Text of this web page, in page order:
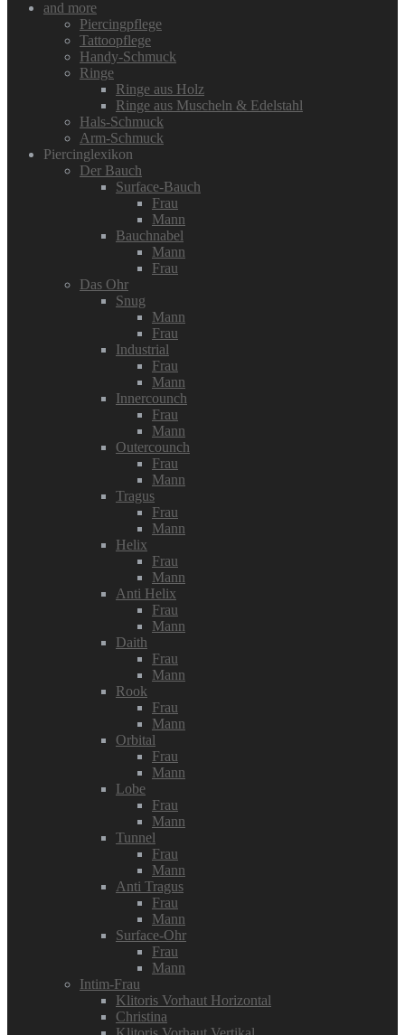
and more
Piercingpflege
Tattoopflege
Handy-Schmuck
Ringe
Ringe aus Holz
Ringe aus Muscheln & Edelstahl
Hals-Schmuck
Arm-Schmuck
Piercinglexikon
Der Bauch
Surface-Bauch
Frau
Mann
Bauchnabel
Mann
Frau
Das Ohr
Snug
Mann
Frau
Industrial
Frau
Mann
Innercounch
Frau
Mann
Outercounch
Frau
Mann
Tragus
Frau
Mann
Helix
Frau
Mann
Anti Helix
Frau
Mann
Daith
Frau
Mann
Rook
Frau
Mann
Orbital
Frau
Mann
Lobe
Frau
Mann
Tunnel
Frau
Mann
Anti Tragus
Frau
Mann
Surface-Ohr
Frau
Mann
Intim-Frau
Klitoris Vorhaut Horizontal
Christina